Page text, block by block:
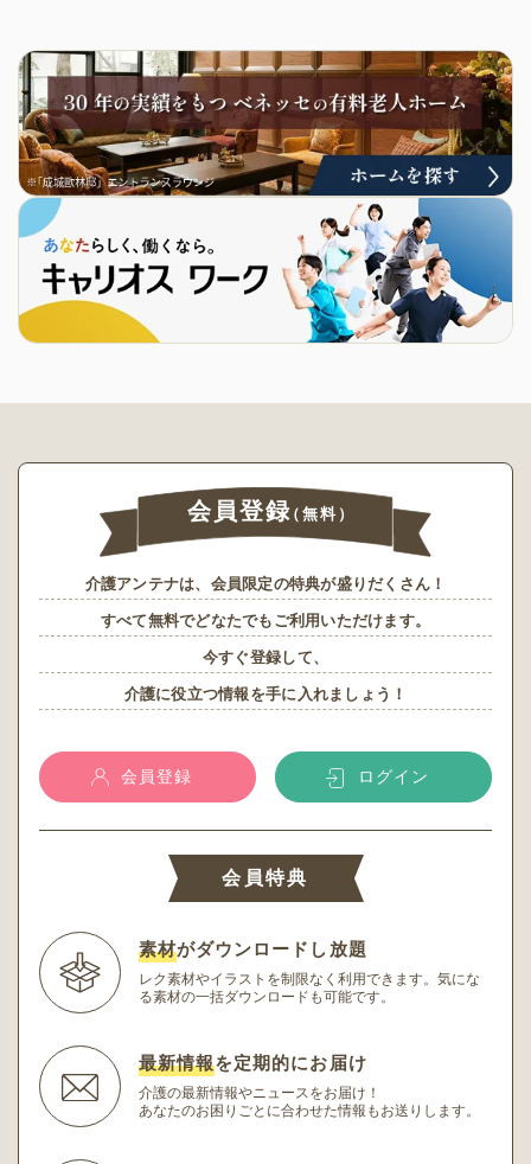
会員登録（無料）
介護アンテナは、会員限定の特典が盛りだくさん！
すべて無料でどなたでもご利用いただけます。
今すぐ登録して、
介護に役立つ情報を手に入れましょう！
会員登録 ログイン
会員特典
素材がダウンロードし放題
レク素材やイラストを制限なく利用できます。 気にな
る素材の一括ダウンロードも可能です。
最新情報を定期的にお届け
介護の最新情報やニュースをお届け！
あなたのお困りごとに合わせた情報もお送りします。